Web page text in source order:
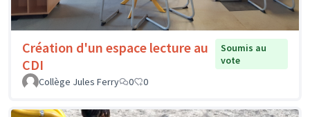
Création d'un espace lecture au
CDI
Soumis au
vote
Collège Jules Ferry
0 0